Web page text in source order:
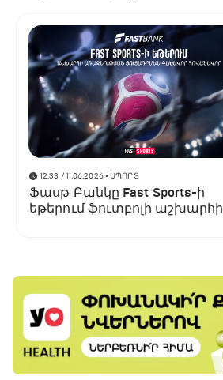
12:33 / 11.06.2026• ՍՊՈՐՏ
Ֆասթ Բանկը Fast Sports-ի
եթերում ֆուտբոլի աշխարհի